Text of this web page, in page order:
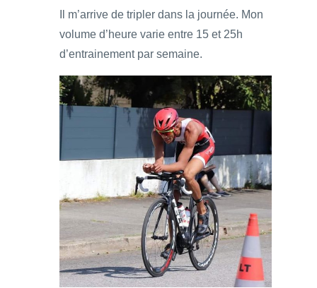
Il m’arrive de tripler dans la journée. Mon
volume d’heure varie entre 15 et 25h
d’entrainement par semaine.